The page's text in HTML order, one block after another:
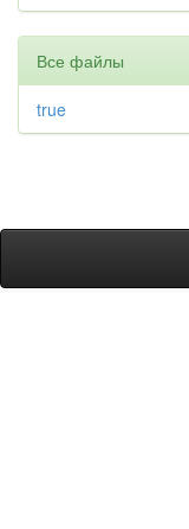
Все файлы
true